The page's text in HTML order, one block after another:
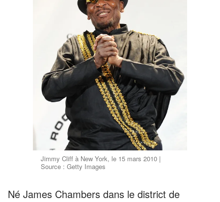
Jimmy Cliff à New York, le 15 mars 2010 |
Source : Getty Images
Né James Chambers dans le district de